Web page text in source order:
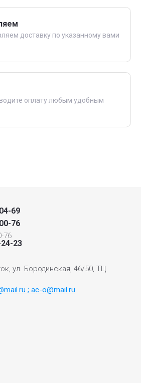
доставку по указанному вами
оплату любым удобным
69
76
76
23
ул. Бородинская, 46/50, ТЦ
; ac-o@mail.ru